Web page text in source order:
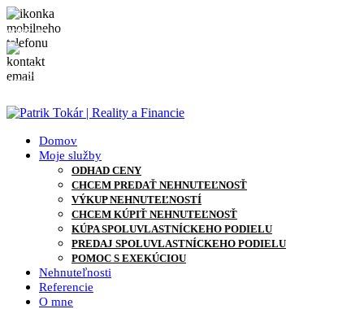
0905 871 127
info@patriktokar.sk
0905 871 127
Domov
Moje služby
ODHAD CENY
CHCEM PREDAŤ NEHNUTEĽNOSŤ
VÝKUP NEHNUTEĽNOSTÍ
CHCEM KÚPIŤ NEHNUTEĽNOSŤ
KÚPA SPOLUVLASTNÍCKEHO PODIELU
PREDAJ SPOLUVLASTNÍCKEHO PODIELU
POMOC S EXEKÚCIOU
Nehnuteľnosti
Referencie
O mne